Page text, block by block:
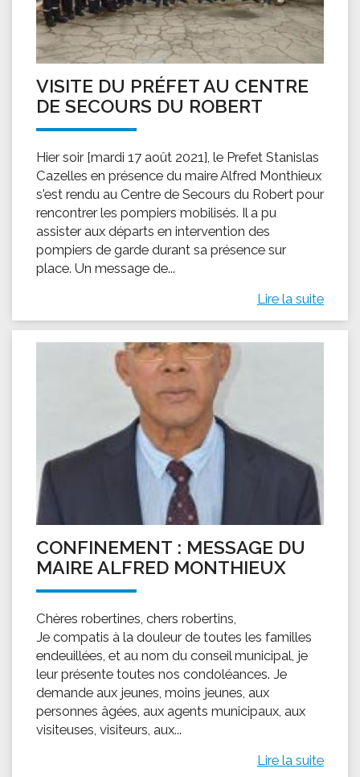
VISITE DU PRÉFET AU CENTRE
DE SECOURS DU ROBERT
Hier soir [mardi 17 août 2021], le Prefet Stanislas
Cazelles en présence du maire Alfred Monthieux
s'est rendu au Centre de Secours du Robert pour
rencontrer les pompiers mobilisés. Il a pu
assister aux départs en intervention des
pompiers de garde durant sa présence sur
place. Un message de...
Lire la suite
CONFINEMENT : MESSAGE DU
MAIRE ALFRED MONTHIEUX
Chères robertines, chers robertins,
Je compatis à la douleur de toutes les familles
endeuillées, et au nom du conseil municipal, je
leur présente toutes nos condoléances. Je
demande aux jeunes, moins jeunes, aux
personnes âgées, aux agents municipaux, aux
visiteuses, visiteurs, aux...
Lire la suite